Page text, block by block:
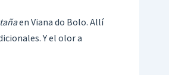
en Viana do Bolo. Allí
Y el olor a